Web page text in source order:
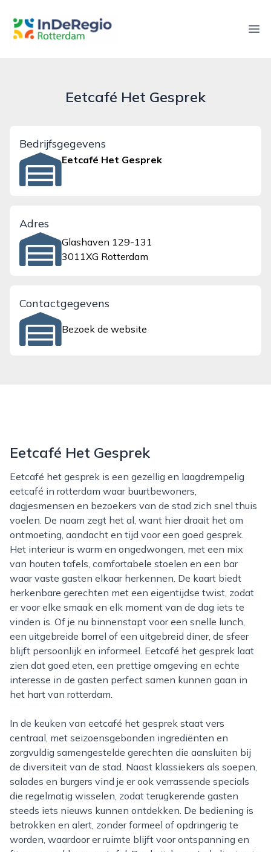
inderegiorotterdam.nl
Eetcafé Het Gesprek
Bedrijfsgegevens
Eetcafé Het Gesprek
Adres
Glashaven 129-131
3011XG Rotterdam
Contactgegevens
Bezoek de website
Eetcafé Het Gesprek
Eetcafé het gesprek is een gezellig en laagdrempelig
eetcafé in rotterdam waar buurtbewoners,
dagjesmensen en bezoekers van de stad zich snel thuis
voelen. De naam zegt het al, want hier draait het om
ontmoeting, aandacht en tijd voor een goed gesprek.
Het interieur is warm en ongedwongen, met een mix
van houten tafels, comfortabele stoelen en een bar
waar vaste gasten elkaar herkennen. De kaart biedt
herkenbare gerechten met een eigentijdse twist, zodat
er voor elke smaak en elk moment van de dag iets te
vinden is. Of je nu binnenstapt voor een snelle lunch,
een uitgebreide borrel of een uitgebreid diner, de sfeer
blijft persoonlijk en informeel. Eetcafé het gesprek laat
zien dat goed eten, een prettige omgeving en echte
interesse in de gasten perfect samen kunnen gaan in
het hart van rotterdam.
In de keuken van eetcafé het gesprek staat vers
centraal, met seizoensgebonden ingrediënten en
zorgvuldig samengestelde gerechten die aansluiten bij
de diversiteit van de stad. Naast klassiekers als soepen,
salades en burgers vind je er ook verrassende specials
die regelmatig wisselen, zodat terugkerende gasten
steeds iets nieuws kunnen ontdekken. De bediening is
betrokken en alert, zonder formeel of opdringerig te
worden, waardoor er ruimte blijft voor ontspanning en